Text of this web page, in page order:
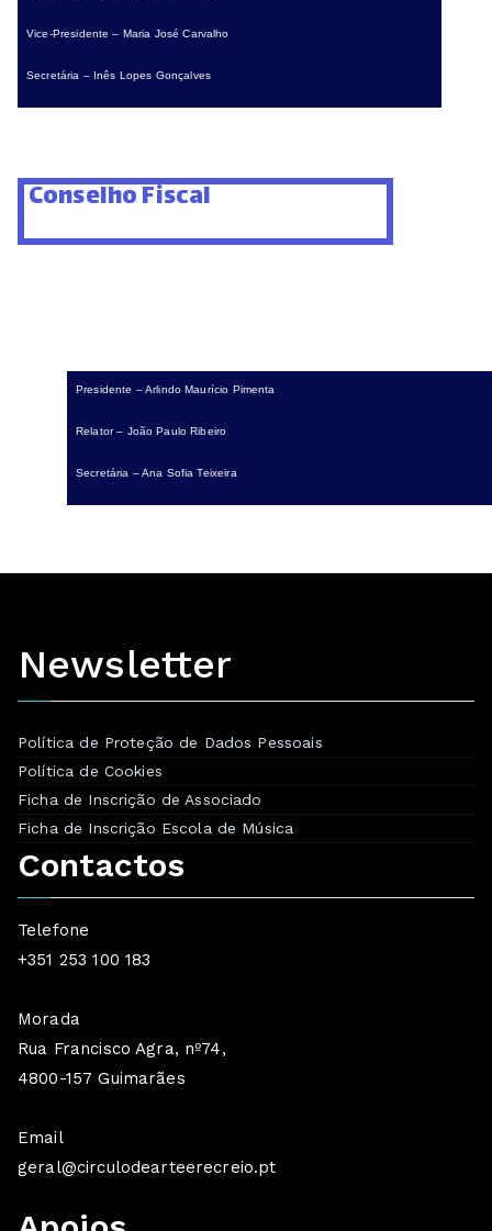
Vice-Presidente – Maria José Carvalho
Secretária – Inês Lopes Gonçalves
Conselho Fiscal
Presidente – Arlindo Maurício Pimenta
Relator – João Paulo Ribeiro
Secretária – Ana Sofia Teixeira
Newsletter
Política de Proteção de Dados Pessoais
Política de Cookies
Ficha de Inscrição de Associado
Ficha de Inscrição Escola de Música
Contactos
Telefone
+351 253 100 183
Morada
Rua Francisco Agra, nº74,
4800-157 Guimarães
Email
geral@circulodearteerecreio.pt